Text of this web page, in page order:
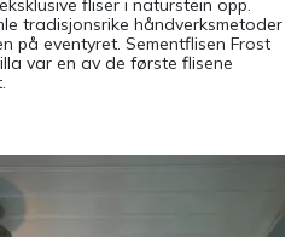
fliser i naturstein opp.
tradisjonsrike håndverksmetoder
på eventyret. Sementflisen Frost
var en av de første flisene